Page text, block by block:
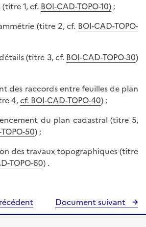
(titre 1, cf. BOI-CAD-TOPO-10) ;
(titre 2, cf. BOI-CAD-TOPO-
(titre 3, cf. BOI-CAD-TOPO-30)
des raccords entre feuilles de plan
4,cf. BOI-CAD-TOPO-40) ;
du plan cadastral (titre 5,
50) ;
des travaux topographiques (titre
TOPO-60) .
Document suivant